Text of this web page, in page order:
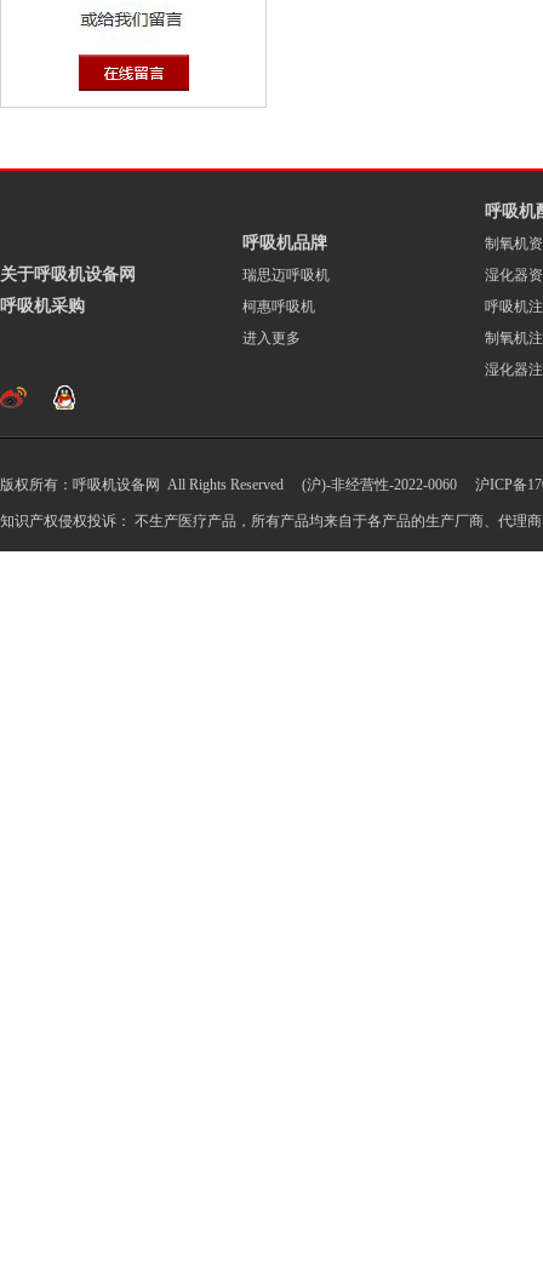
关于呼吸机设备网
呼吸机采购
呼吸机品牌
瑞思迈呼吸机
柯惠呼吸机
进入更多
呼吸机
制氧机
湿化器
呼吸机
制氧机
湿化器
版权所有：呼吸机设备网 All Rights Reserved (沪)-非经营性-2022-0060 沪ICP备
知识产权侵权投诉： 不生产医疗产品，所有产品均来自于各产品的生产厂商、代理